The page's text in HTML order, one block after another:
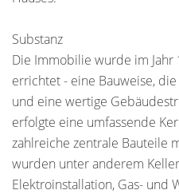
Substanz
Die Immobilie wurde im Jahr
errichtet - eine Bauweise,
und eine wertige
erfolgte eine umfassende
zahlreiche zentrale Bauteile
wurden unter anderem
Elektroinstallation, Gas- und